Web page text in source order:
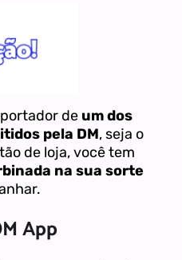
de um dos
pela DM, seja o
de loja, você tem
na sua sorte
App